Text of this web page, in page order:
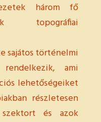
három fő
topográfiai
sajátos történelmi
ami
lehetőségeiket
részletesen
és azok